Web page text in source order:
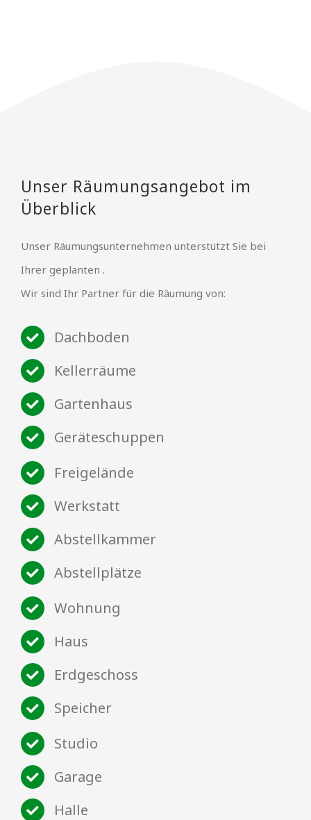
Unser Räumungsangebot im
Überblick
Unser Räumungsunternehmen unterstützt Sie bei
Ihrer geplanten .
Wir sind Ihr Partner für die Räumung von:
Dachboden
Kellerräume
Gartenhaus
Geräteschuppen
Freigelände
Werkstatt
Abstellkammer
Abstellplätze
Wohnung
Haus
Erdgeschoss
Speicher
Studio
Garage
Halle